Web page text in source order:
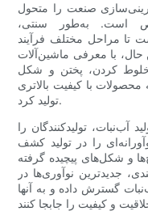
صنعت را متحول
است. به‌طور سنتی،
تا مراحل مختلف فرآیند
حال، با معرفی ماشین‌آلات
مخلوط کردن، پختن و شکل
محصولات با کیفیت بالاتری
تولید کرد.
آب‌نبات، تولیدکنندگان را
را در تولید کشف
و شکل‌های پیچیده گرفته
جدیدترین نوآوری‌ها در
گسترش داده و به آنها